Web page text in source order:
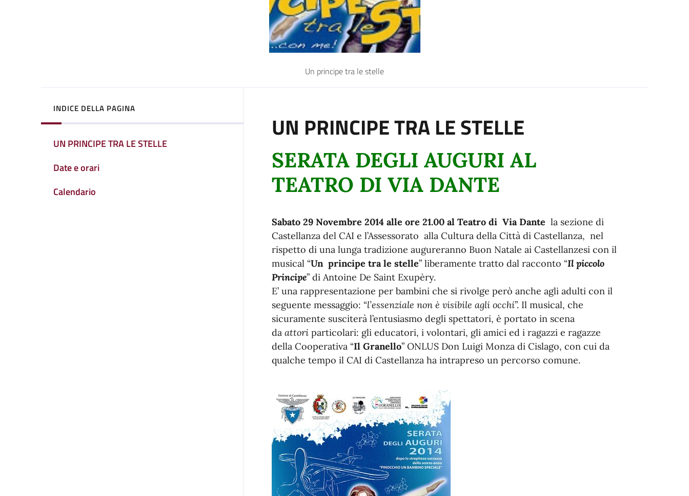
Un principe tra le stelle
INDICE DELLA PAGINA
UN PRINCIPE TRA LE STELLE
Date e orari
Calendario
UN PRINCIPE TRA LE STELLE
SERATA DEGLI AUGURI AL
TEATRO DI VIA DANTE
Sabato 29 Novembre 2014 alle ore 21.00 al Teatro di Via Dante la sezione di
Castellanza del CAI e l’Assessorato alla Cultura della Città di Castellanza, nel
rispetto di una lunga tradizione augureranno Buon Natale ai Castellanzesi con il
musical “Un principe tra le stelle” liberamente tratto dal racconto “Il piccolo
Principe” di Antoine De Saint Exupèry.
E’ una rappresentazione per bambini che si rivolge però anche agli adulti con il
seguente messaggio: “l’essenziale non è visibile agli occhi”. Il musical, che
sicuramente susciterà l’entusiasmo degli spettatori, è portato in scena
da attoriparticolari: gli educatori, i volontari, gli amici ed i ragazzi e ragazze
della Cooperativa “Il Granello” ONLUS Don Luigi Monza di Cislago, con cui da
qualche tempo il CAI di Castellanza ha intrapreso un percorso comune.